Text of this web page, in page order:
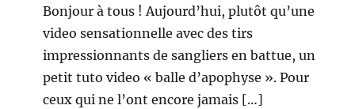
Bonjour à tous ! Aujourd’hui, plutôt qu’une
video sensationnelle avec des tirs
impressionnants de sangliers en battue, un
petit tuto video « balle d’apophyse ». Pour
ceux qui ne l’ont encore jamais […]